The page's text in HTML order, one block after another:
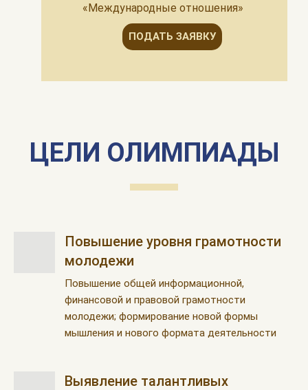
«Международные отношения»
ПОДАТЬ ЗАЯВКУ
ЦЕЛИ ОЛИМПИАДЫ
Повышение уровня грамотности
молодежи
Повышение общей информационной,
финансовой и правовой грамотности
молодежи; формирование новой формы
мышления и нового формата деятельности
Выявление талантливых